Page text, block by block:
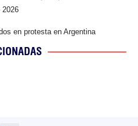
2026
en protesta en Argentina